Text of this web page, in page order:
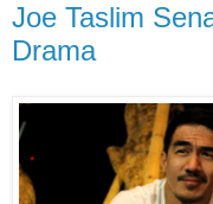
Joe Taslim
Drama